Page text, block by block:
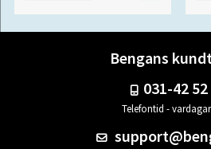
Bengans
031-42 52
Telefontid -